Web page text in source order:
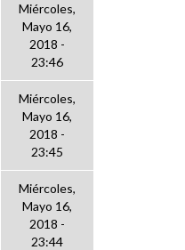
Miércoles,
Mayo 16,
2018 -
23:46
Miércoles,
Mayo 16,
2018 -
23:45
Miércoles,
Mayo 16,
2018 -
23:44